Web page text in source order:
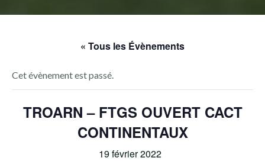
« Tous les Évènements
Cet évènement est passé.
TROARN – FTGS OUVERT CACT
CONTINENTAUX
19 février 2022